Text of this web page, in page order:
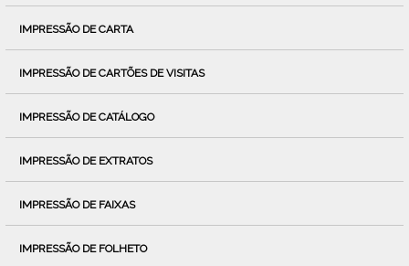
IMPRESSÃO DE CARTA
IMPRESSÃO DE CARTÕES DE VISITAS
IMPRESSÃO DE CATÁLOGO
IMPRESSÃO DE EXTRATOS
IMPRESSÃO DE FAIXAS
IMPRESSÃO DE FOLHETO